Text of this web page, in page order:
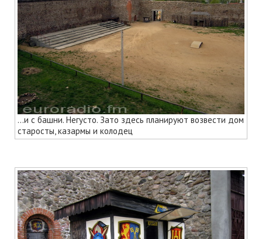
...и с башни. Негусто. Зато здесь планируют возвести дом
старосты, казармы и колодец